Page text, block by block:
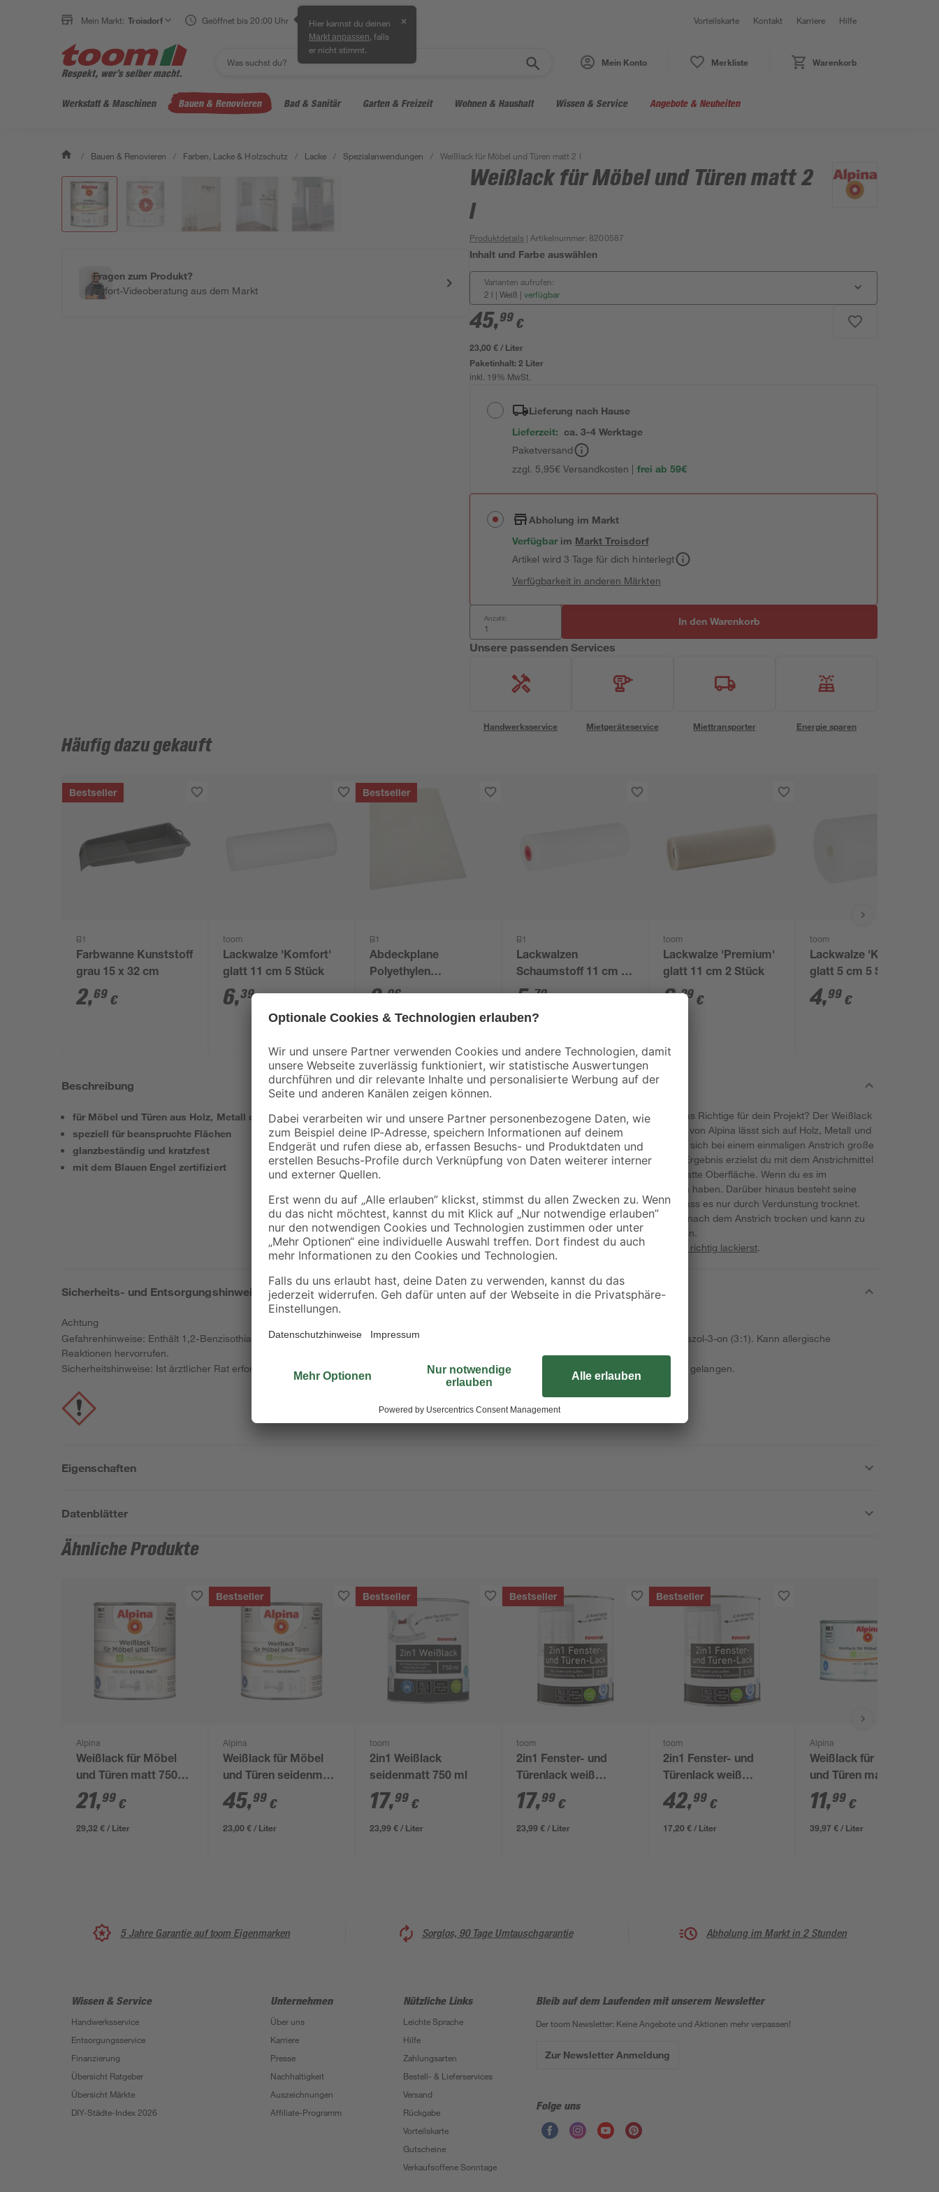
Mein Markt: Troisdorf Geöffnet bis 20:00 Uhr Hier kannst du deinen
Markt anpassen , falls
er nicht stimmt.
✕ Vorteilskarte Kontakt Karriere Hilfe
Mein Konto Merkliste Warenkorb
Werkstatt & Maschinen Bauen & Renovieren Bad & Sanitär Garten & Freizeit Wohnen & Haushalt Wissen & Service Angebote & Neuheiten
/ Bauen & Renovieren / Farben, Lacke & Holzschutz / Lacke / Spezialanwendungen / Weißlack für Möbel und Türen matt 2 l
Fragen zum Produkt?
Sofort-Videoberatung aus dem Markt
Weißlack für Möbel und Türen matt 2
l
Produktdetails | Artikelnummer: 8200587
Inhalt und Farbe auswählen
Varianten aufrufen:
2 l | Weiß | verfügbar
45,99 €
23,00 € / Liter
Paketinhalt:2 Liter
inkl. 19% MwSt.
Lieferung nach Hause
Lieferzeit: ca. 3-4 Werktage
Paketversand
zzgl. 5,95€ Versandkosten | frei ab 59€
Abholung im Markt
Verfügbar im MarktTroisdorf
Artikel wird 3 Tage für dich hinterlegt
Verfügbarkeit in anderen Märkten
Anzahl: In den Warenkorb
Unsere passenden Services
Handwerksservice Mietgeräteservice Miettransporter Energie sparen
Häufig dazu gekauft
Bestseller
B1
Farbwanne Kunststoff
grau 15 x 32 cm
2,69 €
toom
Lackwalze 'Komfort'
glatt 11 cm 5 Stück
6,39
Bestseller
B1
Abdeckplane
Polyethylen
transparent 4 x 5 m
0,06
1,29 € / Pack
B1
Lackwalzen
Schaumstoff 11 cm 5
Stück
5,79
toom
Lackwalze 'Premium'
glatt 11 cm 2 Stück
6,29 €
toom
Lackwalze 'Komfort'
glatt 5 cm 5 Stück
4,99 €
Beschreibung
für Möbel und Türen aus Holz, Metall oder Kunststoff
speziell für beanspruchte Flächen
glanzbeständig und kratzfest
mit dem Blauen Engel zertifiziert
Lacke erfüllen viele Funktionen. Ist dieser hier das Richtige für dein Projekt? Der Weißlack
für Möbel und Türen 'Alpina Möbel- & Türenlack' von Alpina lässt sich auf Holz, Metall und
Hart-PVC nutzen. Mit einem Inhalt von 2 l lassen sich bei einem einmaligen Anstrich große
Flächen von bis zu 26 m² behandeln. Ein gutes Ergebnis erzielst du mit dem Anstrichmittel
bereits bei nur 1 Anstrich. So schaffst du eine matte Oberfläche. Wenn du es im
Innenbereich nutzt, brauchst du keine Bedenken haben. Darüber hinaus besteht seine
Basis aus Kunststoffdispersion und Wasser, sodass es nur durch Verdunstung trocknet.
Der Weißlack für Möbel und Türen ist 2 Stunden nach dem Anstrich trocken und kann zu
guter Letzt nach 12 Stunden überstrichen werden.
Erfahre mehr darüber, wie du deineBauprojekte richtig lackierst.
Sicherheits- und Entsorgungshinweise
Achtung
Gefahrenhinweise: Enthält 1,2-Benzisothiazol-3(2H)-on und Reaktionsmasse aus 5-Chlor-2-methyl-2H-isothiazol-3-on und 2-Methyl-2H-isothiazol-3-on (3:1). Kann allergische
Reaktionen hervorrufen.
Sicherheitshinweise: Ist ärztlicher Rat erforderlich, Verpackung oder Kennzeichnungsetikett bereithalten. Darf nicht in die Hände von Kindern gelangen.
Eigenschaften
Datenblätter
Ähnliche Produkte
Alpina
Weißlack für Möbel
und Türen matt 750
ml
21,99 €
29,32 € / Liter
Bestseller
Alpina
Weißlack für Möbel
und Türen seidenmatt
2 l
45,99 €
23,00 € / Liter
Bestseller
toom
2in1 Weißlack
seidenmatt 750 ml
17,99 €
23,99 € / Liter
Bestseller
toom
2in1 Fenster- und
Türenlack weiß
seidenmatt 750 ml
17,99 €
23,99 € / Liter
Bestseller
toom
2in1 Fenster- und
Türenlack weiß
seidenmatt 2,5 l
42,99 €
17,20 € / Liter
Alpina
Weißlack für Möbel
und Türen matt 300
ml
11,99 €
39,97 € / Liter
5 Jahre Garantie auf toom Eigenmarken Sorglos, 90 Tage Umtauschgarantie Abholung im Markt in 2 Stunden
Wissen & Service
Handwerksservice
Entsorgungsservice
Finanzierung
Übersicht Ratgeber
Übersicht Märkte
DIY-Städte-Index 2026
Unternehmen
Über uns
Karriere
Presse
Nachhaltigkeit
Auszeichnungen
Affiliate-Programm
Nützliche Links
Leichte Sprache
Hilfe
Zahlungsarten
Bestell- & Lieferservices
Versand
Rückgabe
Vorteilskarte
Gutscheine
Verkaufsoffene Sonntage
Bleib auf dem Laufenden mit unserem Newsletter
Der toom Newsletter: Keine Angebote und Aktionen mehr verpassen!
Zur Newsletter Anmeldung
Folge uns